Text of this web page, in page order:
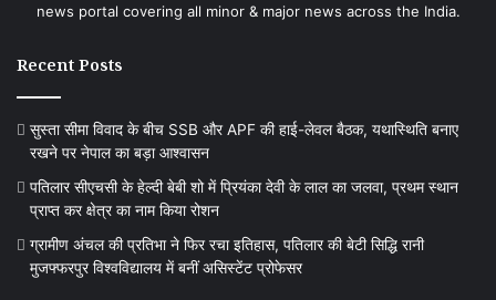
news portal covering all minor & major news across the India.
Recent Posts
सुस्ता सीमा विवाद के बीच SSB और APF की हाई-लेवल बैठक, यथास्थिति बनाए
रखने पर नेपाल का बड़ा आश्वासन
पतिलार सीएचसी के हेल्दी बेबी शो में प्रियंका देवी के लाल का जलवा, प्रथम स्थान
प्राप्त कर क्षेत्र का नाम किया रोशन
ग्रामीण अंचल की प्रतिभा ने फिर रचा इतिहास, पतिलार की बेटी सिद्धि रानी
मुजफ्फरपुर विश्वविद्यालय में बनीं असिस्टेंट प्रोफेसर